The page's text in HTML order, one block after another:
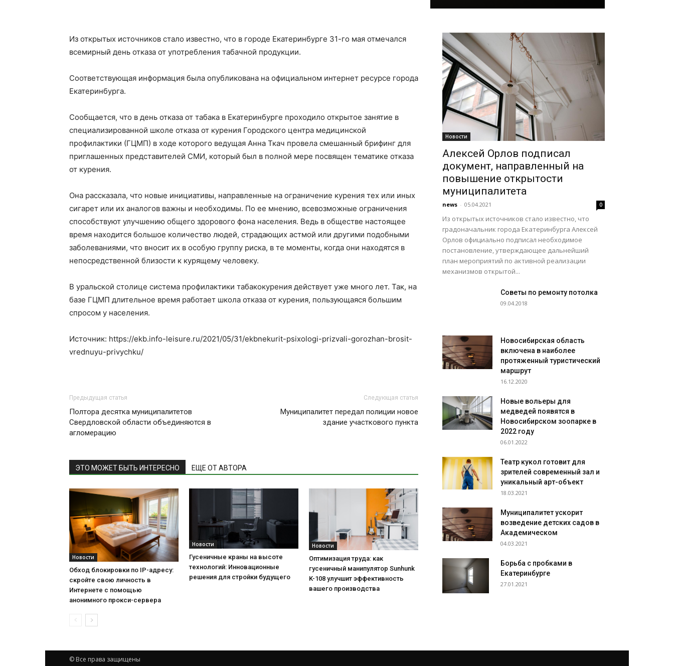
Из открытых источников стало известно, что в городе Екатеринбурге 31-го мая отмечался
всемирный день отказа от употребления табачной продукции.
Соответствующая информация была опубликована на официальном интернет ресурсе города
Екатеринбурга.
Сообщается, что в день отказа от табака в Екатеринбурге проходило открытое занятие в
специализированной школе отказа от курения Городского центра медицинской
профилактики (ГЦМП) в ходе которого ведущая Анна Ткач провела смешанный брифинг для
приглашенных представителей СМИ, который был в полной мере посвящен тематике отказа
от курения.
Она рассказала, что новые инициативы, направленные на ограничение курения тех или иных
сигарет или их аналогов важны и необходимы. По ее мнению, всевозможные ограничения
способствуют улучшению общего здорового фона населения. Ведь в обществе настоящее
время находится большое количество людей, страдающих астмой или другими подобными
заболеваниями, что вносит их в особую группу риска, в те моменты, когда они находятся в
непосредственной близости к курящему человеку.
В уральской столице система профилактики табакокурения действует уже много лет. Так, на
базе ГЦМП длительное время работает школа отказа от курения, пользующаяся большим
спросом у населения.
Источник: https://ekb.info-leisure.ru/2021/05/31/ekbnekurit-psixologi-prizvali-gorozhan-brosit-
vrednuyu-privychku/
Предыдущая статья
Полтора десятка муниципалитетов
Свердловской области объединяются в
агломерацию
Следующая статья
Муниципалитет передал полиции новое
здание участкового пункта
ЭТО МОЖЕТ БЫТЬ ИНТЕРЕСНО ЕЩЕ ОТ АВТОРА
Новости
Обход блокировки по IP-адресу:
скройте свою личность в
Интернете с помощью
анонимного прокси-сервера
Новости
Гусеничные краны на высоте
технологий: Инновационные
решения для стройки будущего
Новости
Оптимизация труда: как
гусеничный манипулятор Sunhunk
K-108 улучшит эффективность
вашего производства
Новости
Алексей Орлов подписал
документ, направленный на
повышение открытости
муниципалитета
news - 05.04.2021 0
Из открытых источников стало известно, что
градоначальник города Екатеринбурга Алексей
Орлов официально подписал необходимое
постановление, утверждающее дальнейший
план мероприятий по активной реализации
механизмов открытой...
Советы по ремонту потолка
09.04.2018
Новосибирская область
включена в наиболее
протяженный туристический
маршрут
16.12.2020
Новые вольеры для
медведей появятся в
Новосибирском зоопарке в
2022 году
06.01.2022
Театр кукол готовит для
зрителей современный зал и
уникальный арт-объект
18.03.2021
Муниципалитет ускорит
возведение детских садов в
Академическом
04.03.2021
Борьба с пробками в
Екатеринбурге
27.01.2021
© Все права защищены